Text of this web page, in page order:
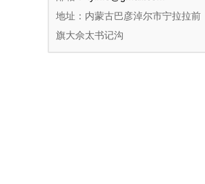
地址：内蒙古巴彦淖尔市宁拉拉前
旗大佘太书记沟